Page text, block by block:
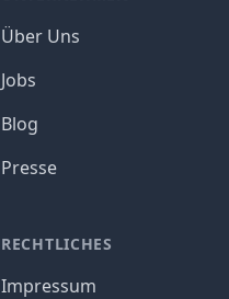
Über Uns
Jobs
Blog
Presse
RECHTLICHES
Impressum